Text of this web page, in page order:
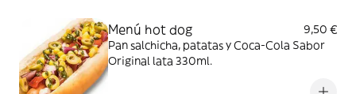
Menú hot dog
9,50 €
Pan salchicha, patatas y Coca-Cola Sabor
Original lata 330ml.